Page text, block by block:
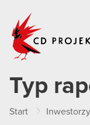
Typ
Start Inwestorzy